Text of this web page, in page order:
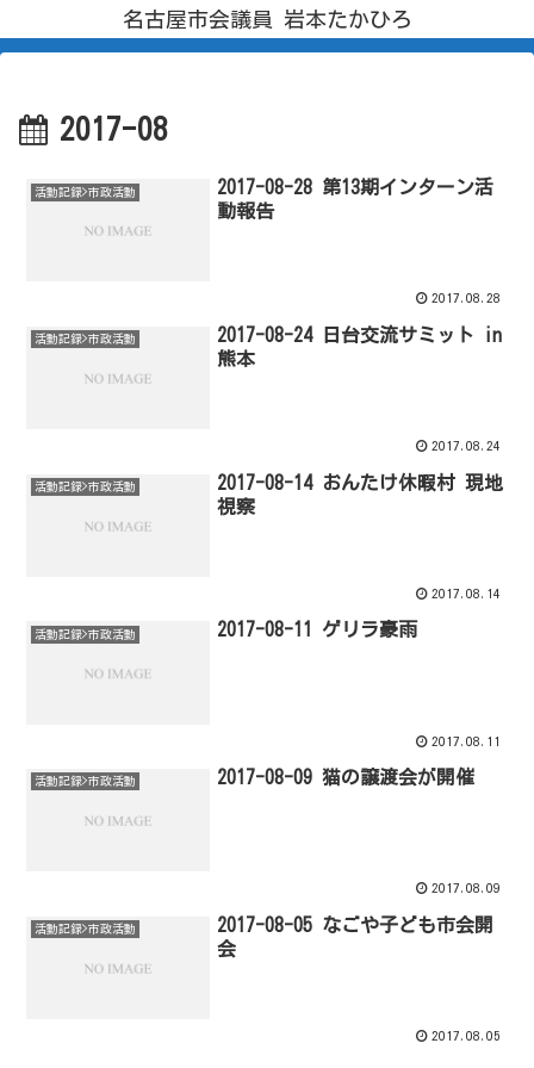
名古屋市会議員 岩本たかひろ
2017-08
活動記録>市政活動
2017-08-28 第13期インターン活
動報告
2017.08.28
活動記録>市政活動
2017-08-24 日台交流サミット in
熊本
2017.08.24
活動記録>市政活動
2017-08-14 おんたけ休暇村 現地
視察
2017.08.14
活動記録>市政活動 2017-08-11 ゲリラ豪雨
2017.08.11
活動記録>市政活動 2017-08-09 猫の譲渡会が開催
2017.08.09
活動記録>市政活動
2017-08-05 なごや子ども市会開
会
2017.08.05